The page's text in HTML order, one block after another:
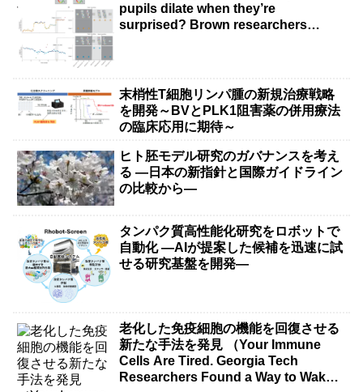
pupils dilate when they’re
surprised? Brown researchers
末梢性T細胞リンパ腫の新規治療戦略
を開発～BVとPLK1阻害薬の併用療法
の臨床応用に期待～
ヒト胚モデル研究のガバナンスを考え
る ―日本の新指針と国際ガイドライン
の比較から―
タンパク質高性能化研究をロボットで
自動化 ―AIが提案した候補を迅速に試
せる研究基盤を開発―
老化した免疫細胞の機能を回復させる
新たな手法を発見 （Your Immune
Cells Are Tired. Georgia Tech
Researchers Found a Way to Wake